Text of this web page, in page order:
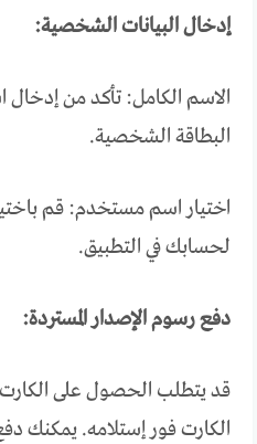
إدخال البيانات الشخصية:
الاسم الكامل: تأكد من
البطاقة الشخصية.
اختيار اسم مستخدم: قم
لحسابك في التطبيق.
دفع رسوم الإصدار المستردة:
الكارت فور إستلامه. يمكنك